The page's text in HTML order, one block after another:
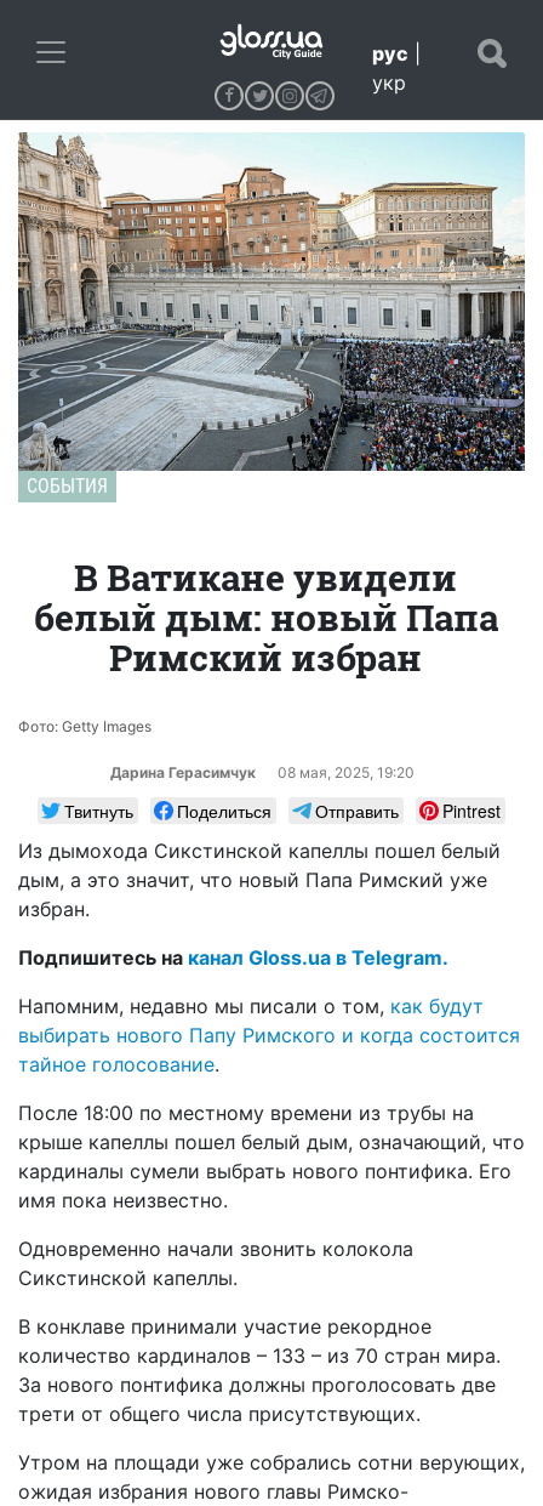
рус
укр
СОБЫТИЯ
В Ватикане увидели
белый дым: новый Папа
Римский избран
Фото: Getty Images
Дарина Герасимчук 08 мая, 2025, 19:20
Твитнуть Поделиться Отправить
Pintrest
Из дымохода Сикстинской капеллы пошел белый
дым, а это значит, что новый Папа Римский уже
избран.
Подпишитесь на канал Gloss.ua в Telegram.
Напомним, недавно мы писали о том, как будут
выбирать нового Папу Римского и когда состоится
тайное голосование.
После 18:00 по местному времени из трубы на
крыше капеллы пошел белый дым, означающий, что
кардиналы сумели выбрать нового понтифика. Его
имя пока неизвестно.
Одновременно начали звонить колокола
Сикстинской капеллы.
В конклаве принимали участие рекордное
количество кардиналов – 133 – из 70 стран мира.
За нового понтифика должны проголосовать две
трети от общего числа присутствующих.
Утром на площади уже собрались сотни верующих,
ожидая избрания нового главы Римско-